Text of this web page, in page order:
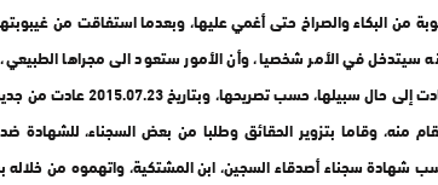
من البكاء والصراخ حتى أغمي عليها، وبعدما استفاقت من
سيتدخل في الأمر شخصيا، وأن الأمور ستعود الى مجراها
وبالفعل عادت إلى حال
منه، وقاما بتزوير الحقائق وطلبا من بعض السجناء،
شهادة سجناء أصدقاء السجين، ابن المشتكية، واتهموه من خلاله